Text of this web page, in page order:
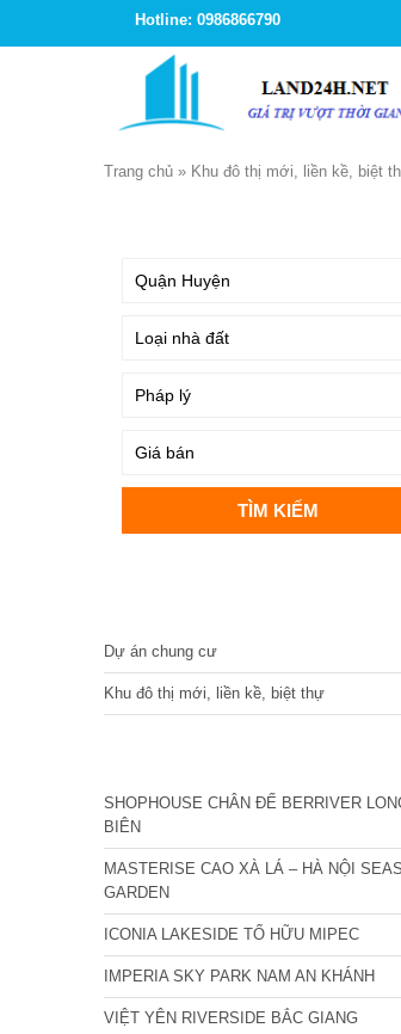
Hotline: 0986866790
Trang chủ » Khu đô thị mới, liền kề, biệt
Dự án chung cư
Khu đô thị mới, liền kề, biệt thự
SHOPHOUSE CHÂN ĐẾ BERRIVER
BIÊN
MASTERISE CAO XÀ LÁ – HÀ NỘI
GARDEN
ICONIA LAKESIDE TỐ HỮU MIPEC
IMPERIA SKY PARK NAM AN KHÁNH
VIỆT YÊN RIVERSIDE BẮC GIANG